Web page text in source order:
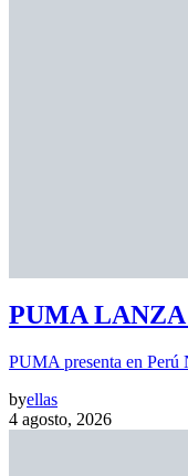
PUMA LANZA
PUMA presenta en Perú
byellas
4 agosto, 2026